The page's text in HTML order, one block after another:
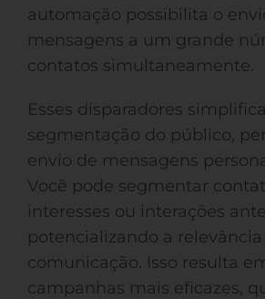
automação possibilita o
mensagens a um grande
contatos simultaneamente.
Esses disparadores
segmentação do público,
envio de mensagens
Você pode segmentar
interesses ou interações
potencializando a relevância
comunicação. Isso resulta
campanhas mais eficazes,